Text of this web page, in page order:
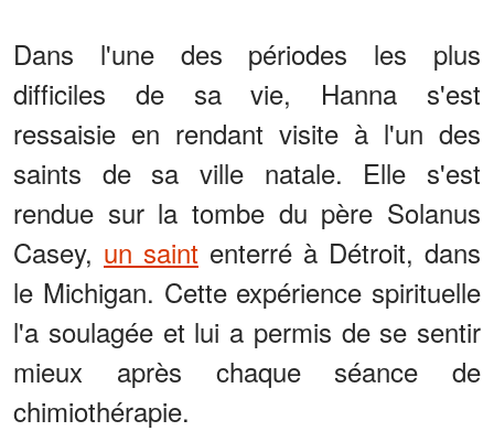
Dans l'une des périodes les plus
difficiles de sa vie, Hanna s'est
ressaisie en rendant visite à l'un des
saints de sa ville natale. Elle s'est
rendue sur la tombe du père Solanus
Casey, un saint enterré à Détroit, dans
le Michigan. Cette expérience spirituelle
l'a soulagée et lui a permis de se sentir
mieux après chaque séance de
chimiothérapie.